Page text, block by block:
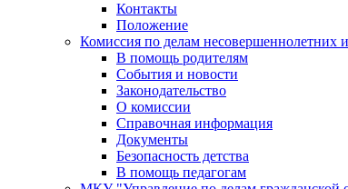
Контакты
Положение
Комиссия по делам несовершеннолетних
В помощь родителям
События и новости
Законодательство
О комиссии
Справочная информация
Документы
Безопасность детства
В помощь педагогам